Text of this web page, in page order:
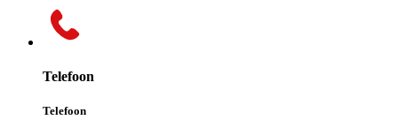
Telefoon
Telefoon